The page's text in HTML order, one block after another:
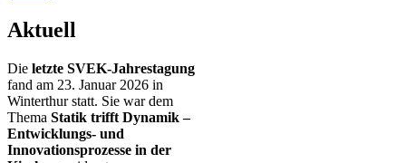
Aktuell
Die letzte SVEK-Jahrestagung
fand am 23. Januar 2026 in
Winterthur statt. Sie war dem
Thema Statik trifft Dynamik –
Entwicklungs- und
Innovationsprozesse in der